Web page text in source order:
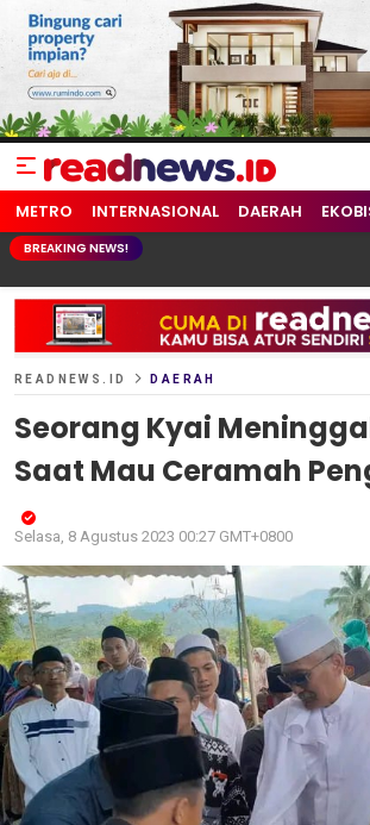
readnews.id
Berita Terkini, Update Terbaru Hari ini
METRO INTERNASIONAL DAERAH
BREAKING NEWS!
READNEWS.ID DAERAH
Seorang Kyai
Saat Mau Ceramah
Selasa, 8 Agustus 2023 00:27 GMT+0800